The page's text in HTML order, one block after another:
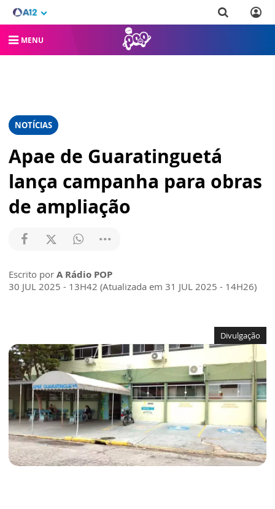
MENU
NOTÍCIAS
Apae de Guaratinguetá
lança campanha para obras
de ampliação
Escrito por A Rádio POP
30 JUL 2025 - 13H42 (Atualizada em 31 JUL 2025 - 14H26)
Divulgação